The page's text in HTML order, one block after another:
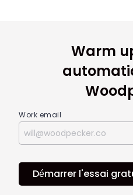
Warm
Work email
Démarrer l'essai